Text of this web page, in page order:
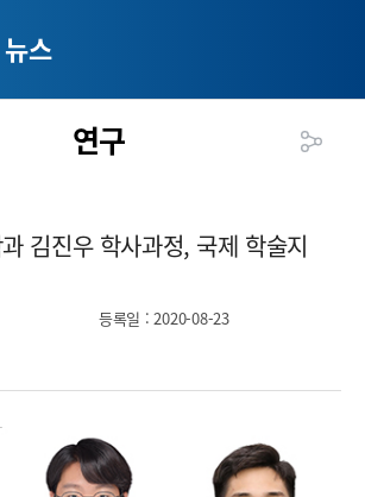
뉴스
연구
김진우 학사과정, 국제 학술지
등록일 : 2020-08-23